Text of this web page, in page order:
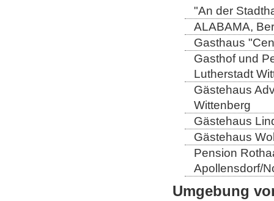
"An der
ALABAMA,
Gasthaus
Gasthof und
Lutherstadt
Gästehaus
Wittenberg
Gästehaus
Gästehaus
Pension
Apollensdorf/
Umgebung